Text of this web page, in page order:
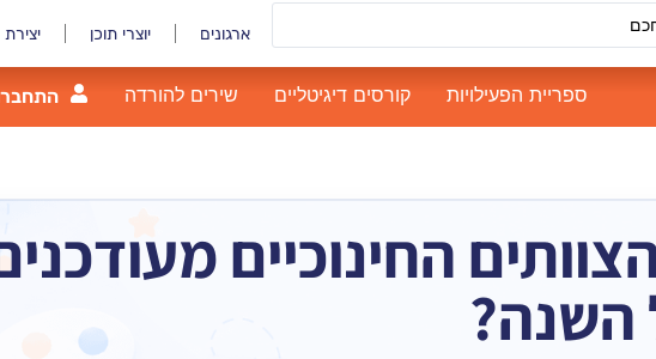
ארגונים יוצרי תוכן
ספריית הפעילויות קורסים דיגיטליים שירים להורדה
החינוכיים
השנה?